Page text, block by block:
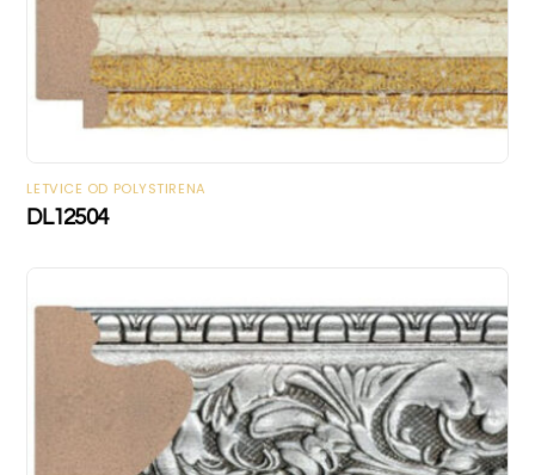
LETVICE OD POLYSTIRENA
DL12504